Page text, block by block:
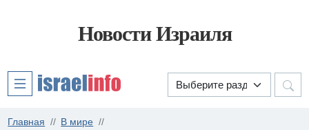
Новости Израиля
Главная
В мире